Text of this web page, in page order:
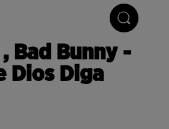
Bad Bunny -
Dios Diga